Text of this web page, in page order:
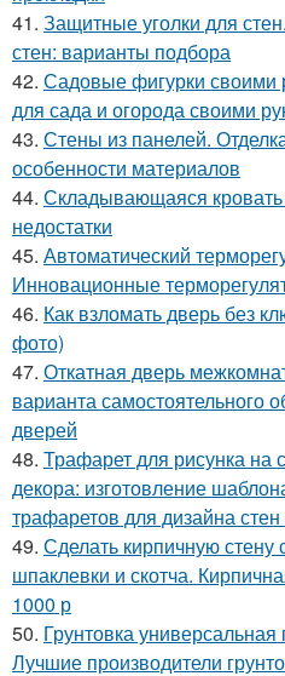
41. Защитные уголки для
стен: варианты подбора
42. Садовые фигурки
для сада и огорода своими
43. Стены из панелей.
особенности материалов
44. Складывающаяся
недостатки
45. Автоматический
Инновационные
46. Как взломать дверь без
фото)
47. Откатная дверь
варианта самостоятельного
дверей
48. Трафарет для рисунка на
декора: изготовление
трафаретов для дизайна
49. Сделать кирпичную стену
шпаклевки и скотча.
1000 р
50. Грунтовка
Лучшие производители